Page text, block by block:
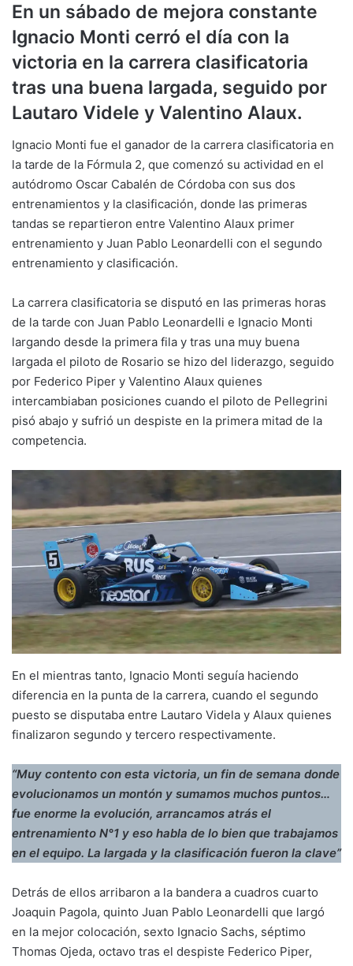
En un sábado de mejora constante
Ignacio Monti cerró el día con la
victoria en la carrera clasificatoria
tras una buena largada, seguido por
Lautaro Videle y Valentino Alaux.
Ignacio Monti fue el ganador de la carrera clasificatoria en
la tarde de la Fórmula 2, que comenzó su actividad en el
autódromo Oscar Cabalén de Córdoba con sus dos
entrenamientos y la clasificación, donde las primeras
tandas se repartieron entre Valentino Alaux primer
entrenamiento y Juan Pablo Leonardelli con el segundo
entrenamiento y clasificación.
La carrera clasificatoria se disputó en las primeras horas
de la tarde con Juan Pablo Leonardelli e Ignacio Monti
largando desde la primera fila y tras una muy buena
largada el piloto de Rosario se hizo del liderazgo, seguido
por Federico Piper y Valentino Alaux quienes
intercambiaban posiciones cuando el piloto de Pellegrini
pisó abajo y sufrió un despiste en la primera mitad de la
competencia.
En el mientras tanto, Ignacio Monti seguía haciendo
diferencia en la punta de la carrera, cuando el segundo
puesto se disputaba entre Lautaro Videla y Alaux quienes
finalizaron segundo y tercero respectivamente.
“Muy contento con esta victoria, un fin de semana donde
evolucionamos un montón y sumamos muchos puntos…
fue enorme la evolución, arrancamos atrás el
entrenamiento N°1 y eso habla de lo bien que trabajamos
en el equipo. La largada y la clasificación fueron la clave”
Detrás de ellos arribaron a la bandera a cuadros cuarto
Joaquin Pagola, quinto Juan Pablo Leonardelli que largó
en la mejor colocación, sexto Ignacio Sachs, séptimo
Thomas Ojeda, octavo tras el despiste Federico Piper,